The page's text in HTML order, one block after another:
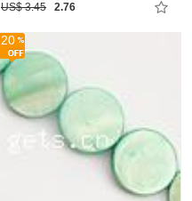
US$ 3.45 2.76
20